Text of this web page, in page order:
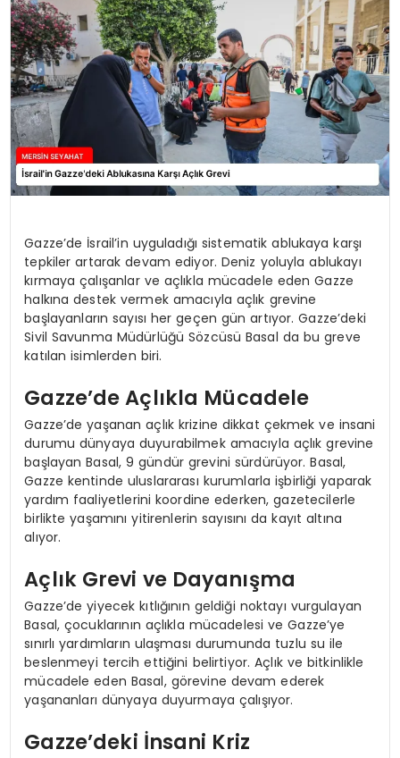
Gazze’de İsrail’in uyguladığı sistematik ablukaya karşı
tepkiler artarak devam ediyor. Deniz yoluyla ablukayı
kırmaya çalışanlar ve açlıkla mücadele eden Gazze
halkına destek vermek amacıyla açlık grevine
başlayanların sayısı her geçen gün artıyor. Gazze’deki
Sivil Savunma Müdürlüğü Sözcüsü Basal da bu greve
katılan isimlerden biri.
Gazze’de Açlıkla Mücadele
Gazze’de yaşanan açlık krizine dikkat çekmek ve insani
durumu dünyaya duyurabilmek amacıyla açlık grevine
başlayan Basal, 9 gündür grevini sürdürüyor. Basal,
Gazze kentinde uluslararası kurumlarla işbirliği yaparak
yardım faaliyetlerini koordine ederken, gazetecilerle
birlikte yaşamını yitirenlerin sayısını da kayıt altına
alıyor.
Açlık Grevi ve Dayanışma
Gazze’de yiyecek kıtlığının geldiği noktayı vurgulayan
Basal, çocuklarının açlıkla mücadelesi ve Gazze’ye
sınırlı yardımların ulaşması durumunda tuzlu su ile
beslenmeyi tercih ettiğini belirtiyor. Açlık ve bitkinlikle
mücadele eden Basal, görevine devam ederek
yaşananları dünyaya duyurmaya çalışıyor.
Gazze’deki İnsani Kriz